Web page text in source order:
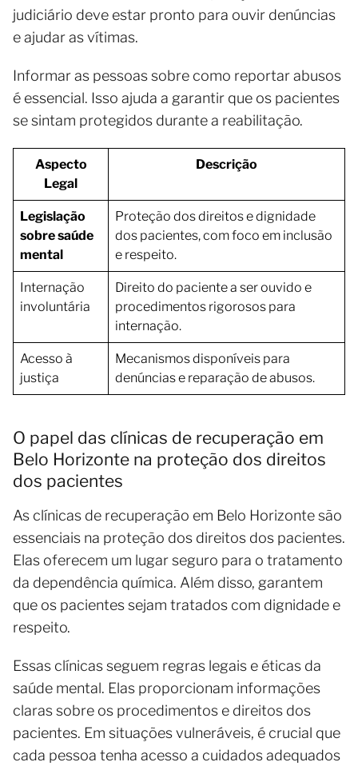
judiciário deve estar pronto para ouvir denúncias
e ajudar as vítimas.
Informar as pessoas sobre como reportar abusos
é essencial. Isso ajuda a garantir que os pacientes
se sintam protegidos durante a reabilitação.
Aspecto
Legal
Descrição
Legislação
sobre saúde
mental
Proteção dos direitos e dignidade
dos pacientes, com foco em inclusão
e respeito.
Internação
involuntária
Direito do paciente a ser ouvido e
procedimentos rigorosos para
internação.
Acesso à
justiça
Mecanismos disponíveis para
denúncias e reparação de abusos.
O papel das clínicas de recuperação em
Belo Horizonte na proteção dos direitos
dos pacientes
As clínicas de recuperação em Belo Horizonte são
essenciais na proteção dos direitos dos pacientes.
Elas oferecem um lugar seguro para o tratamento
da dependência química. Além disso, garantem
que os pacientes sejam tratados com dignidade e
respeito.
Essas clínicas seguem regras legais e éticas da
saúde mental. Elas proporcionam informações
claras sobre os procedimentos e direitos dos
pacientes. Em situações vulneráveis, é crucial que
cada pessoa tenha acesso a cuidados adequados